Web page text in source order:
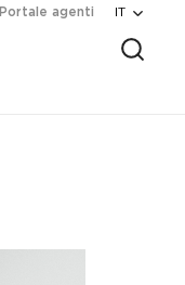
IT
Portale agenti